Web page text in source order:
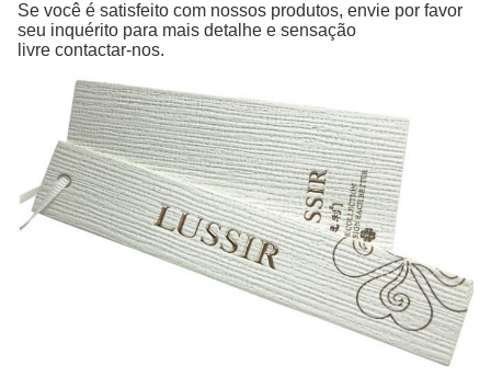
Se você é satisfeito com nossos produtos, envie por favor
seu inquérito para mais detalhe e sensação
livre contactar-nos.